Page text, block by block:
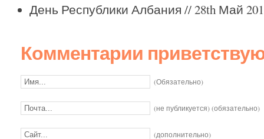
День Республики Албания // 28th Май
Комментарии
(Обязательно)
(не публикуется) (обязательно)
(дополнительно)